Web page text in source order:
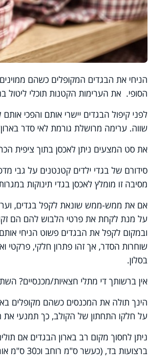
הניחי את הבגדים המקופלים כשהם
הסופי. את הערימות הקטנות תוכלי
לפני קיפול הבגדים יישרי אותם והפכי
שווה. ערימה מרושלת גורמת לאי סדר
את סט המצעים ניתן לאכסן בתוך ציפית
סידורם של בגדי ילדים קטנטנים על גבי
מסיבה זו מומלץ לאכסן בגדי תינוקות
אם את ממש-ממש שונאת לקפל בגדים,
על מנת לקחת את פרטי הלבוש להם הם
ובמקום לקפל את הבגדים פשוט הניחי
שוחרות הסדר, אך זהו פתרון חלקי,
בסלון.
אין ברשותך די מתלי חצאיות/מכנסיים?
הינך תולה את המכנסים כשהם מקופלים
על חלקו התחתון של הקולב, כך תמנעי
ניתן לחסוך מקום רב בארון הבגדים אם
ברצועות